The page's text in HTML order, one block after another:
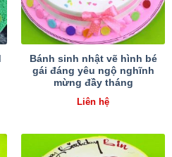
Bánh sinh nhật vẽ hình bé
gái đáng yêu ngộ nghĩnh
mừng đầy tháng
Liên hệ